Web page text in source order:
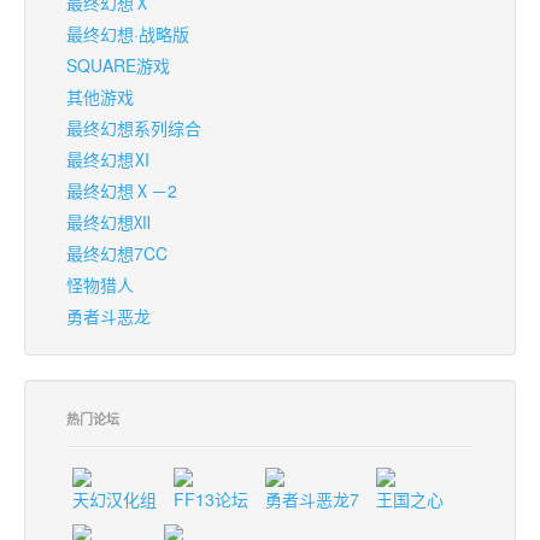
最终幻想·战略版
SQUARE游戏
其他游戏
最终幻想系列综合
最终幻想Ⅺ
最终幻想Ⅹ－2
最终幻想Ⅻ
最终幻想7CC
怪物猎人
勇者斗恶龙
热门论坛
天幻汉化组 FF13论坛 勇者斗恶龙7 王国之心